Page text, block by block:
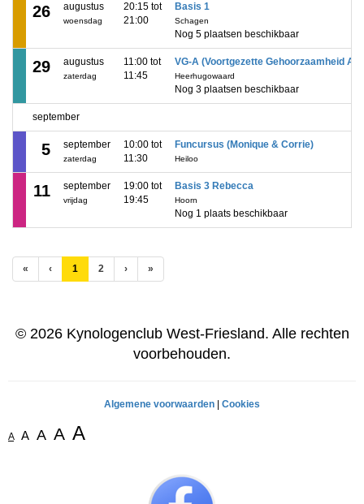
26 augustus
woensdag
20:15 tot
21:00
Basis 1
Schagen
Nog 5 plaatsen beschikbaar
29 augustus
zaterdag
11:00 tot
11:45
VG-A (Voortgezette Gehoorzaamheid A)
Heerhugowaard
Nog 3 plaatsen beschikbaar
september
5 september
zaterdag
10:00 tot
11:30
Funcursus (Monique & Corrie)
Heiloo
11 september
vrijdag
19:00 tot
19:45
Basis 3 Rebecca
Hoorn
Nog 1 plaats beschikbaar
« ‹ 1 (huidige)
2 › »
© 2026 Kynologenclub West-Friesland. Alle rechten
voorbehouden.
Algemene voorwaarden Cookies
A A A A A